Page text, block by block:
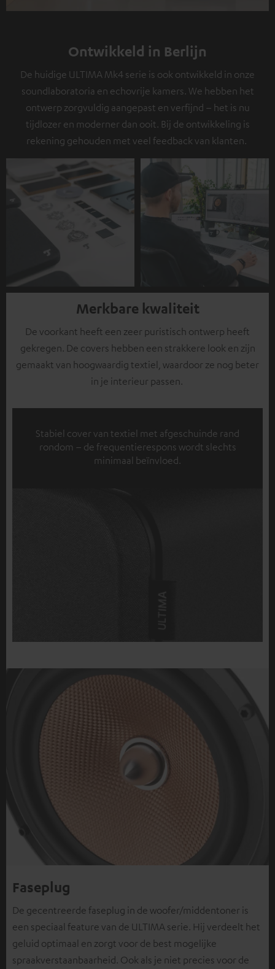
Ontwikkeld in Berlijn
De huidige ULTIMA Mk4 serie is ook ontwikkeld in onze
soundlaboratoria en echovrije kamers. We hebben het
ontwerp zorgvuldig aangepast en verfijnd – het is nu
tijdlozer en moderner dan ooit. Bij de ontwikkeling is
rekening gehouden met veel feedback van klanten.
Merkbare kwaliteit
De voorkant heeft een zeer puristisch ontwerp heeft
gekregen. De covers hebben een strakkere look en zijn
gemaakt van hoogwaardig textiel, waardoor ze nog beter
in je interieur passen.
Stabiel cover van textiel met afgeschuinde rand
rondom – de frequentierespons wordt slechts
minimaal beïnvloed.
Faseplug
De gecentreerde faseplug in de woofer/middentoner is
een speciaal feature van de ULTIMA serie. Hij verdeelt het
geluid optimaal en zorgt voor de best mogelijke
spraakverstaanbaarheid. Ook als je niet precies voor de